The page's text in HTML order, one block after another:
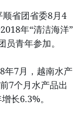
顺省团省委8月4
年“清洁海洋”
青年参加。
年7月，越南水产
7个月水产品出
长6.3%。